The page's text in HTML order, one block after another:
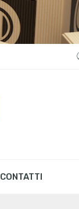
CONTATTI